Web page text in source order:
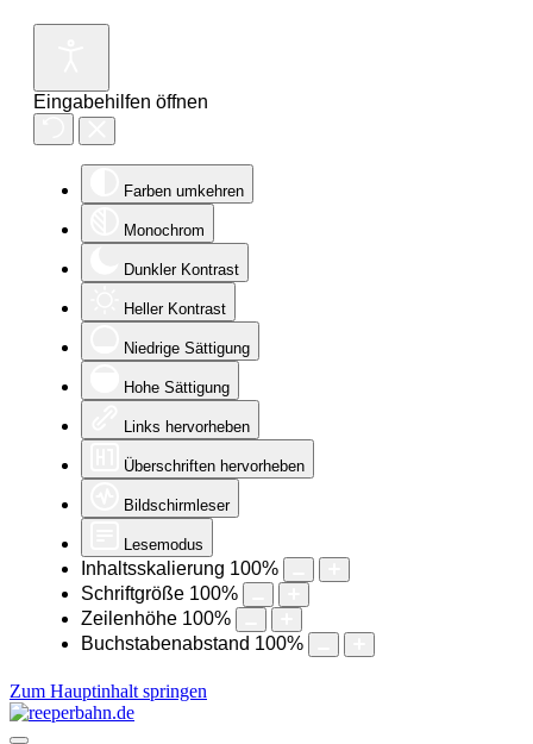
Eingabehilfen öffnen
Farben umkehren
Monochrom
Dunkler Kontrast
Heller Kontrast
Niedrige Sättigung
Hohe Sättigung
Links hervorheben
Überschriften hervorheben
Bildschirmleser
Lesemodus
Inhaltsskalierung 100%
Schriftgröße 100%
Zeilenhöhe 100%
Buchstabenabstand 100%
Zum Hauptinhalt springen